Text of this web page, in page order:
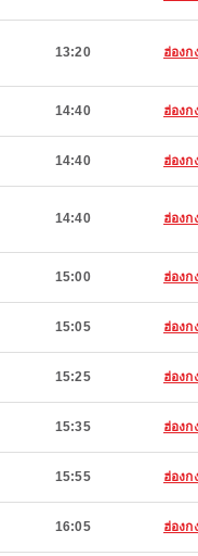
13:20 ฮ่องก
14:40 ฮ่องก
14:40 ฮ่องก
14:40 ฮ่องก
15:00 ฮ่องก
15:05 ฮ่องก
15:25 ฮ่องก
15:35 ฮ่องก
15:55 ฮ่องก
16:05 ฮ่องก